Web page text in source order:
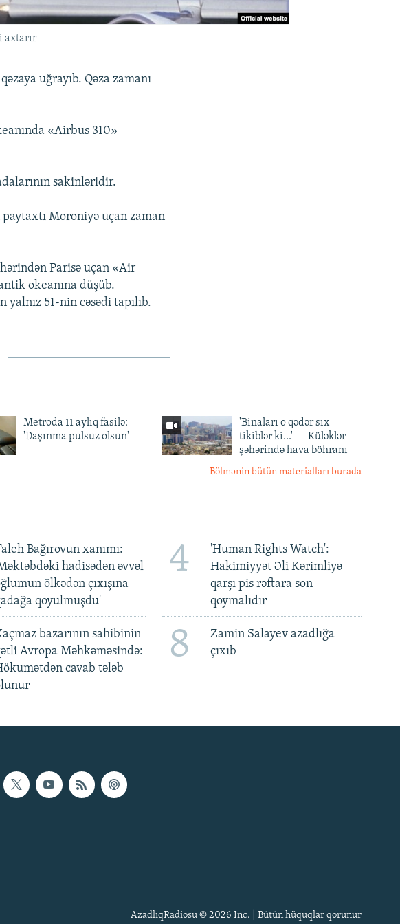
axtarır
uğrayıb. Qəza zamanı
«Airbus 310»
sakinləridir.
Moroniyə uçan zaman
Parisə uçan «Air
okeanına düşüb.
yalnız 51-nin cəsədi tapılıb.
Metroda 11 aylıq fasilə:
'Daşınma pulsuz olsun'
'Binaları o qədər sıx
tikiblər ki...' — Küləklər
şəhərində hava böhranı
Bölmənin bütün materialları burada
Bağırovun xanımı:
hadisədən əvvəl
ölkədən çıxışına
qoyulmuşdu'
4
'Human Rights Watch':
Hakimiyyət Əli Kərimliyə
qarşı pis rəftara son
qoymalıdır
bazarının sahibinin
Avropa Məhkəməsində:
cavab tələb
8
Zamin Salayev azadlığa
çıxıb
AzadlıqRadiosu © 2026 Inc. | Bütün hüquqlar qorunur